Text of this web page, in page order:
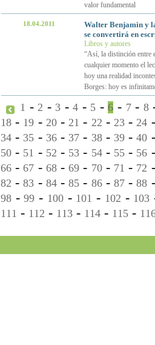
valor fundamental
18.04.2011
Walter Benjamin y
se convertirá en
Libros y autores
“Así, la distinción entre
cualquier momento el
hoy una realidad
Borges: hoy es
1 -2 - 3 -4 - 5 - 6 - 7- 8
18 - 19 - 20-21 - 22 - 23-24
34 - 35 - 36- 37 - 38- 39-40
50 - 51 - 52 - 53 - 54- 55- 56
66 -67 - 68-69 - 70- 71 - 72
82 -83 - 84-85 - 86- 87-88
98 -99 - 100- 101 - 102 - 103
111 - 112 - 113 - 114 - 115 -